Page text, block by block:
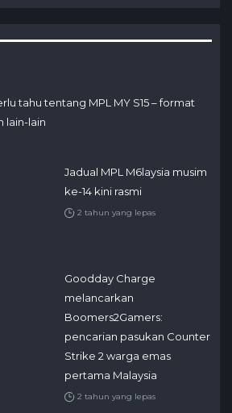
tahu tentang MPL MY S15 – format
lain-lain
Jadual MPL M6laysia musim
ke-14 kini rasmi
2 tahun yang lepas
Goodday Charge
melancarkan
Boomers2Gamers:
pencarian pasukan Counter
Strike 2 warga emas
pertama Malaysia
2 tahun yang lepas